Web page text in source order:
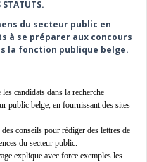
STATUTS.
du secteur public en
à se préparer aux concours
la fonction publique belge.
candidats dans la recherche
public belge, en fournissant des sites
conseils pour rédiger des lettres de
du secteur public.
explique avec force exemples les